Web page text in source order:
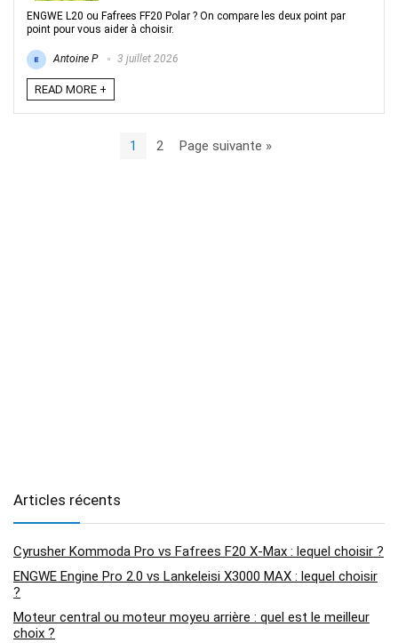
ENGWE L20 ou Fafrees FF20 Polar ? On compare les deux point par
point pour vous aider à choisir.
Antoine P 3 juillet 2026
READ MORE +
1 2 Page suivante »
Articles récents
Cyrusher Kommoda Pro vs Fafrees F20 X-Max : lequel choisir ?
ENGWE Engine Pro 2.0 vs Lankeleisi X3000 MAX : lequel choisir
?
Moteur central ou moteur moyeu arrière : quel est le meilleur
choix ?